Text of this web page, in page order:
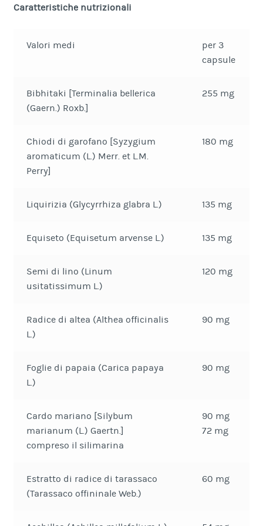
Caratteristiche nutrizionali
Valori medi
per 3
capsule
Bibhitaki [Terminalia bellerica
(Gaern.) Roxb.]
255 mg
Chiodi di garofano [Syzygium
aromaticum (L.) Merr. et L.M.
Perry]
180 mg
Liquirizia (Glycyrrhiza glabra L.) 135 mg
Equiseto (Equisetum arvense L.) 135 mg
Semi di lino (Linum
usitatissimum L.)
120 mg
Radice di altea (Althea officinalis
L.)
90 mg
Foglie di papaia (Carica papaya
L.)
90 mg
Cardo mariano [Silybum
marianum (L.) Gaertn.]
compreso il silimarina
90 mg
72 mg
Estratto di radice di tarassaco
(Tarassaco offininale Web.)
60 mg